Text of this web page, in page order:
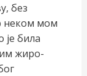
без
неком мом
била
жиро-